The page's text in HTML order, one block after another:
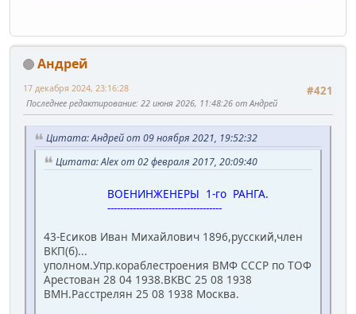
Андрей
#421
17 декабря 2024, 23:16:28
Последнее редактирование: 22 июня 2026, 11:48:26 от Андрей
Цитата: Андрей от 09 ноября 2021, 19:52:32
Цитата: Alex от 02 февраля 2017, 20:09:40
ВОЕНИНЖЕНЕРЫ 1-го РАНГА.
------------------------------------
43-Есиков Иван Михайлович 1896,русский,член
ВКП(б)...
уполном.Упр.кораблестроения ВМФ СССР по ТОФ
Арестован 28 04 1938.ВКВС 25 08 1938
ВМН.Расстрелян 25 08 1938 Москва.